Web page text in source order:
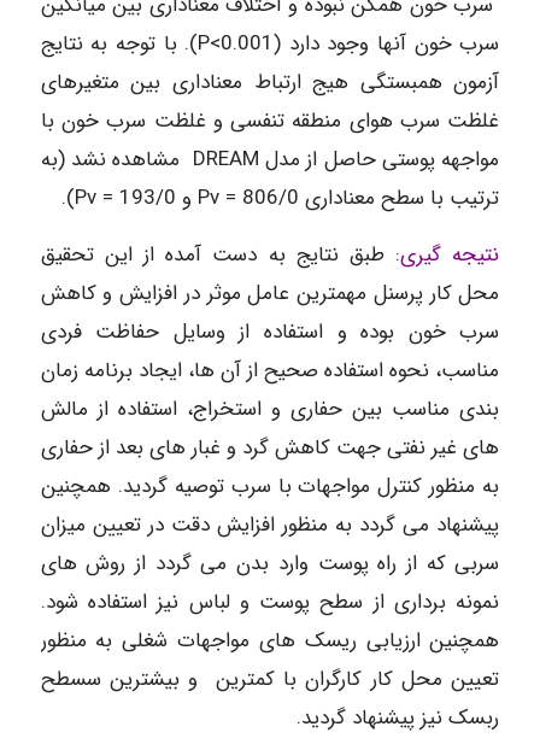
سرب خون آنها وجود دارد (P<0.001). با توجه به نتایج
آزمون همبستگی هیج ارتباط معناداری بین متغیرهای
غلظت سرب هوای منطقه تنفسی و غلظت سرب خون با
مواجهه پوستی حاصل از مدل DREAM مشاهده نشد (به
ترتیب با سطح معناداری 806/0 = Pv و 193/0 = Pv).
نتیجه گیری: طبق نتایج به دست آمده از این تحقیق
محل کار پرسنل مهمترین عامل موثر در افزایش و کاهش
سرب خون بوده و استفاده از وسایل حفاظت فردی
مناسب، نحوه استفاده صحیح از آن ها، ایجاد برنامه زمان
بندی مناسب بین حفاری و استخراج، استفاده از مالش
های غیر نفتی جهت کاهش گرد و غبار های بعد از حفاری
به منظور کنترل مواجهات با سرب توصیه گردید. همچنین
پیشنهاد می گردد به منظور افزایش دقت در تعیین میزان
سربی که از راه پوست وارد بدن می گردد از روش های
نمونه برداری از سطح پوست و لباس نیز استفاده شود.
همچنین ارزیابی ریسک های مواجهات شغلی به منظور
تعیین محل کار کارگران با کمترین و بیشترین سسطح
ربسک نیز پیشنهاد گردید.